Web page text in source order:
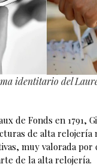
identitario del
de Fonds en 1791,
de alta relojería
muy valorada por
de la alta relojería.